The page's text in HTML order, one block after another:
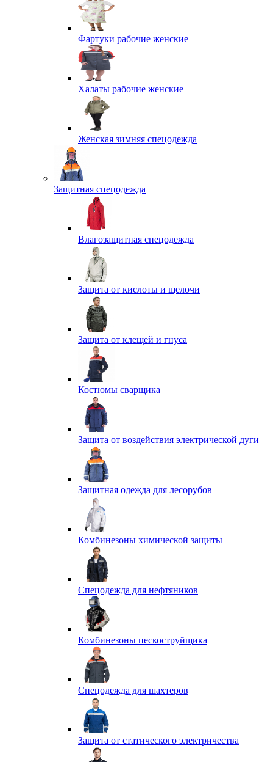
Фартуки рабочие женские
Халаты рабочие женские
Женская зимняя спецодежда
Защитная спецодежда
Влагозащитная спецодежда
Защита от кислоты и щелочи
Защита от клещей и гнуса
Костюмы сварщика
Защита от воздействия электрической дуги
Защитная одежда для лесорубов
Комбинезоны химической защиты
Спецодежда для нефтяников
Комбинезоны пескоструйщика
Спецодежда для шахтеров
Защита от статического электричества